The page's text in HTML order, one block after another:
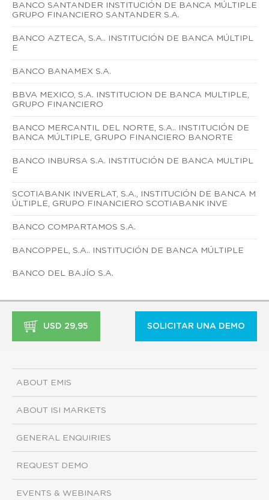
BANCO SANTANDER INSTITUCIÓN DE BANCA MÚLTIPLE
GRUPO FINANCIERO SANTANDER S.A.
BANCO AZTECA, S.A.. INSTITUCIÓN DE BANCA MÚLTIPL
E
BANCO BANAMEX S.A.
BBVA MEXICO, S.A. INSTITUCION DE BANCA MULTIPLE,
GRUPO FINANCIERO
BANCO MERCANTIL DEL NORTE, S.A.. INSTITUCIÓN DE
BANCA MÚLTIPLE, GRUPO FINANCIERO BANORTE
BANCO INBURSA S.A. INSTITUCIÓN DE BANCA MULTIPL
E
SCOTIABANK INVERLAT, S.A., INSTITUCIÓN DE BANCA M
ÚLTIPLE, GRUPO FINANCIERO SCOTIABANK INVE
BANCO COMPARTAMOS S.A.
BANCOPPEL, S.A.. INSTITUCIÓN DE BANCA MÚLTIPLE
BANCO DEL BAJÍO S.A.
USD 29,95 SOLICITAR UNA DEMO
ABOUT EMIS
ABOUT ISI MARKETS
GENERAL ENQUIRIES
REQUEST DEMO
EVENTS & WEBINARS